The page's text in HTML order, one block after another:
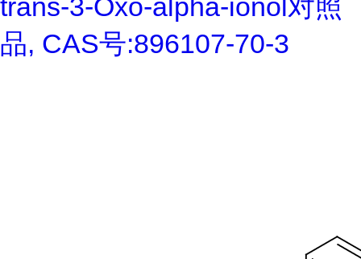
trans-3-Oxo-alpha-ionol对照
品, CAS号:896107-70-3